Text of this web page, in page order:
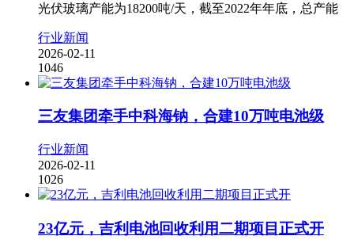
光伏玻璃产能为18200吨/天，截至2022年年底，总产能
行业新闻
2026-02-11
1046
三友集团牵手中科海钠，合建10万吨电池级
行业新闻
2026-02-11
1026
23亿元，吉利电池回收利用二期项目正式开